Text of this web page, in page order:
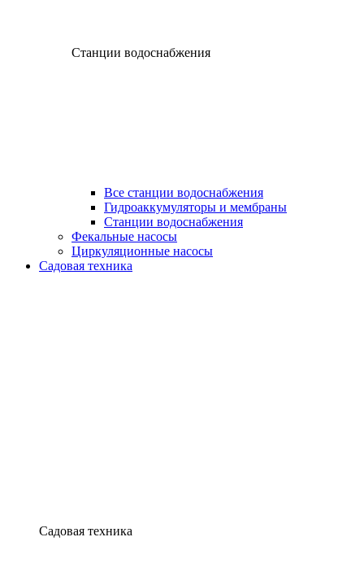
Станции водоснабжения
Все станции водоснабжения
Гидроаккумуляторы и мембраны
Станции водоснабжения
Фекальные насосы
Циркуляционные насосы
Садовая техника
Садовая техника